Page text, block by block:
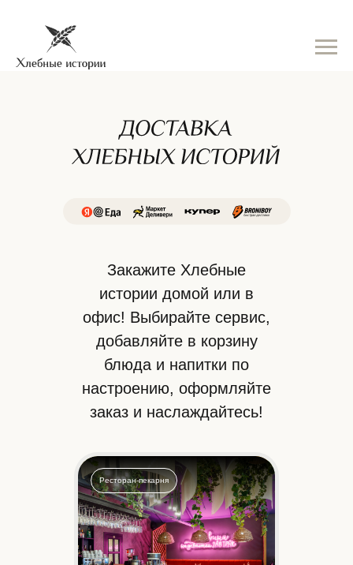
Закажите Хлебные
истории домой или в
офис! Выбирайте сервис,
добавляйте в корзину
блюда и напитки по
настроению, оформляйте
заказ и наслаждайтесь!
Ресторан-пекарня